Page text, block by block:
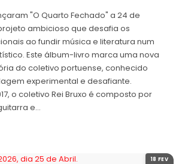
"O Quarto Fechado" a 24 de
ambicioso que desafia os
ao fundir música e literatura num
Este álbum-livro marca uma nova
do coletivo portuense, conhecido
experimental e desafiante.
o coletivo Rei Bruxo é composto por
e…
18 FEV